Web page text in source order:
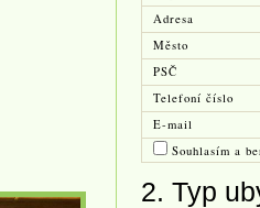
Adresa
Město
PSČ
Telefoní číslo
E-mail
Souhlasím a
2. Typ